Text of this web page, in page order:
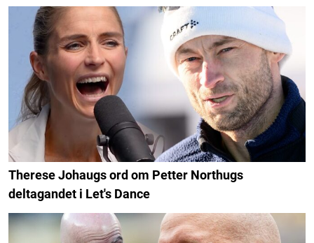
Therese Johaugs ord om Petter Northugs
deltagandet i Let's Dance